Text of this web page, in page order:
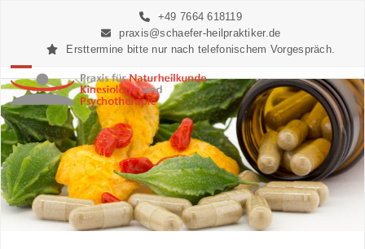
+49 7664 618119
praxis@schaefer-heilpraktiker.de
Ersttermine bitte nur nach telefonischem Vorgespräch.
Open
mobile
menu
Close
mobile
menu